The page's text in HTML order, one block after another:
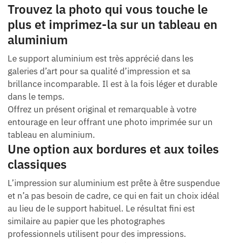
Trouvez la photo qui vous touche le
plus et imprimez-la sur un tableau en
aluminium
Le support aluminium est très apprécié dans les
galeries d’art pour sa qualité d’impression et sa
brillance incomparable. Il est à la fois léger et durable
dans le temps.
Offrez un présent original et remarquable à votre
entourage en leur offrant une photo imprimée sur un
tableau en aluminium.
Une option aux bordures et aux toiles
classiques
L’impression sur aluminium est prête à être suspendue
et n’a pas besoin de cadre, ce qui en fait un choix idéal
au lieu de le support habituel. Le résultat fini est
similaire au papier que les photographes
professionnels utilisent pour des impressions.